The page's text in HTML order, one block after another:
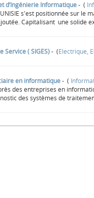
d’Ingénierie Informatique- (
s'est positionnée sur
Capitalisant une solide
Service ( SIGES)- (Electrique,
en informatique- (
des entreprises en
des systèmes de